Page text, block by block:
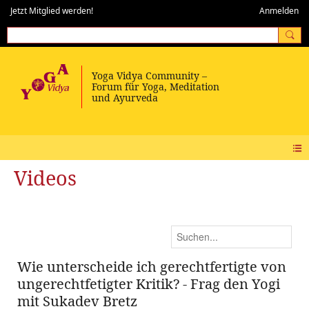
Jetzt Mitglied werden! Anmelden
Videos
Wie unterscheide ich gerechtfertigte von
ungerechtfetigter Kritik? - Frag den Yogi
mit Sukadev Bretz